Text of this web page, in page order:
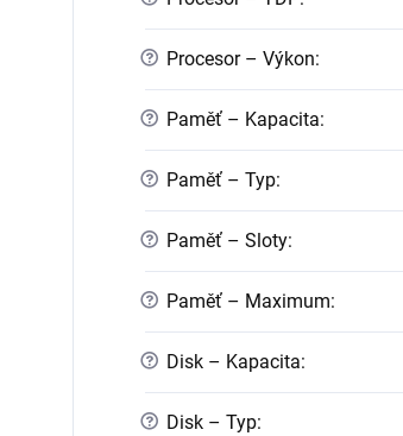
? Procesor – Výkon:
? Paměť – Kapacita:
? Paměť – Typ:
? Paměť – Sloty:
? Paměť – Maximum:
? Disk – Kapacita:
? Disk – Typ: